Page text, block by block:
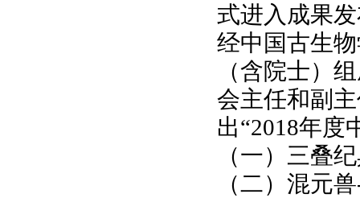
式进入成果
经中国古生
（含院士）
会主任和副
出“2018年度
（一）三叠
（二）混元兽